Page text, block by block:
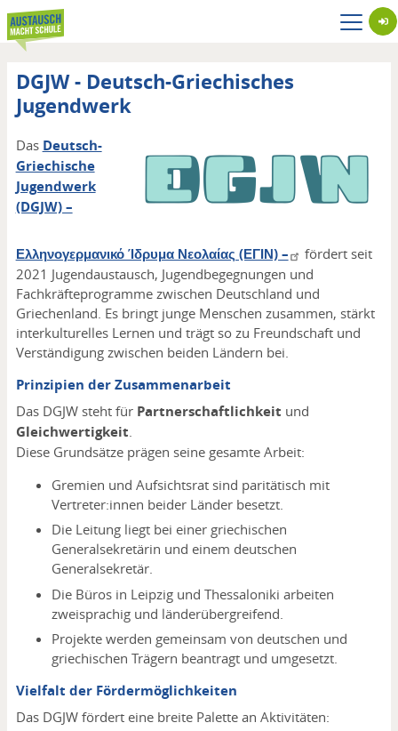
Direkt
zum
Inhalt
DGJW - Deutsch-Griechisches
Jugendwerk
Das Deutsch-
Griechische
Jugendwerk
(DGJW) –
Ελληνογερμανικό Ίδρυμα Νεολαίας (ΕΓΙΝ) –
fördert seit
2021 Jugendaustausch, Jugendbegegnungen und
Fachkräfteprogramme zwischen Deutschland und
Griechenland. Es bringt junge Menschen zusammen, stärkt
interkulturelles Lernen und trägt so zu Freundschaft und
Verständigung zwischen beiden Ländern bei.
Prinzipien der Zusammenarbeit
Das DGJW steht für Partnerschaftlichkeit und
Gleichwertigkeit
Diese Grundsätze prägen seine gesamte Arbeit:
Gremien und Aufsichtsrat sind paritätisch mit
Vertreter:innen beider Länder besetzt.
Die Leitung liegt bei einer griechischen
Generalsekretärin und einem deutschen
Generalsekretär.
Die Büros in Leipzig und Thessaloniki arbeiten
zweisprachig und länderübergreifend.
Projekte werden gemeinsam von deutschen und
griechischen Trägern beantragt und umgesetzt.
Vielfalt der Fördermöglichkeiten
Das DGJW fördert eine breite Palette an Aktivitäten: